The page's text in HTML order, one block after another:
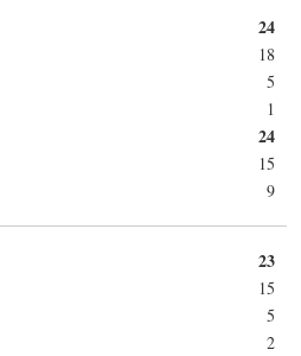
24
18
5
1
24
15
9
23
15
5
2